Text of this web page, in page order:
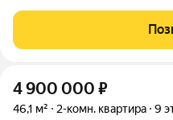
собственник. Развитая
аптеки, школа,
4 900 000 ₽
46,1 м² 2-комн. квартира 9